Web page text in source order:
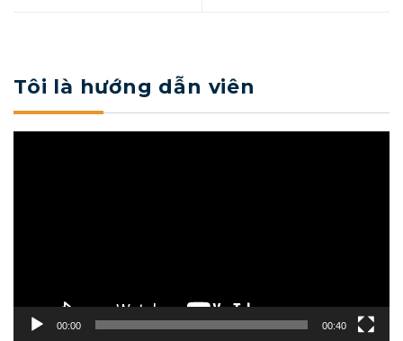
Tôi là hướng dẫn viên
00:00 00:40